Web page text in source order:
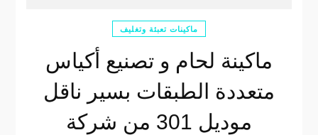
ماكينات تعبئة وتغليف
ماكينة لحام و تصنيع أكياس
متعددة الطبقات بسير ناقل
موديل 301 من شركة